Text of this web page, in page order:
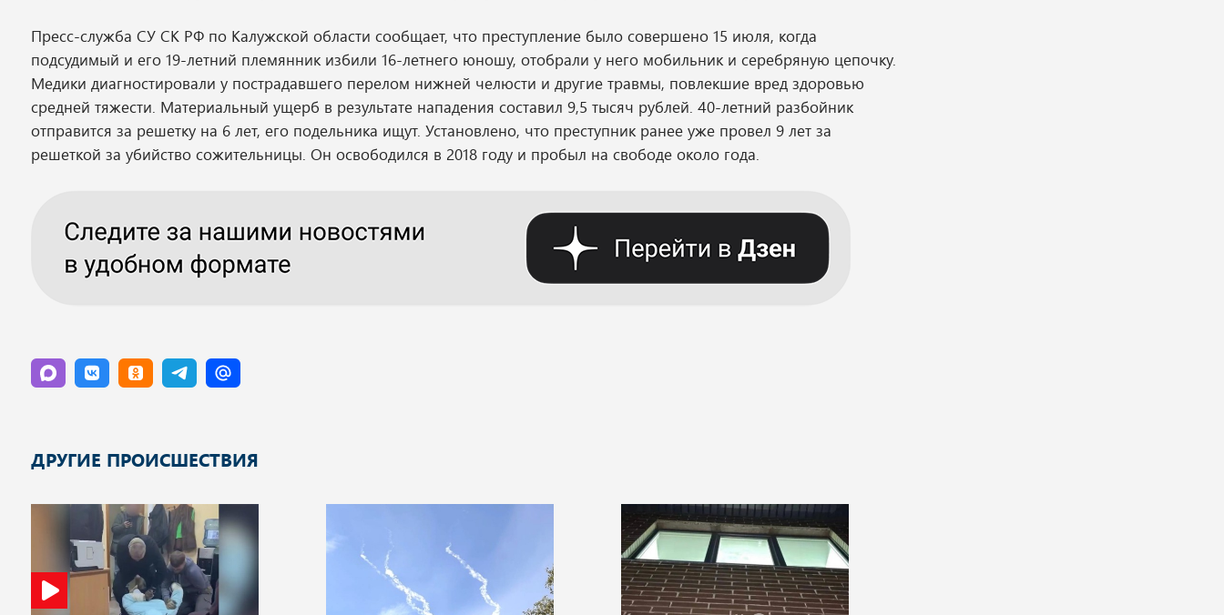
Пресс-служба СУ СК РФ по Калужской области сообщает, что преступление было совершено 15 июля, когда
подсудимый и его 19-летний племянник избили 16-летнего юношу, отобрали у него мобильник и серебряную цепочку.
Медики диагностировали у пострадавшего перелом нижней челюсти и другие травмы, повлекшие вред здоровью
средней тяжести. Материальный ущерб в результате нападения составил 9,5 тысяч рублей. 40-летний разбойник
отправится за решетку на 6 лет, его подельника ищут. Установлено, что преступник ранее уже провел 9 лет за
решеткой за убийство сожительницы. Он освободился в 2018 году и пробыл на свободе около года.
ДРУГИЕ ПРОИСШЕСТВИЯ